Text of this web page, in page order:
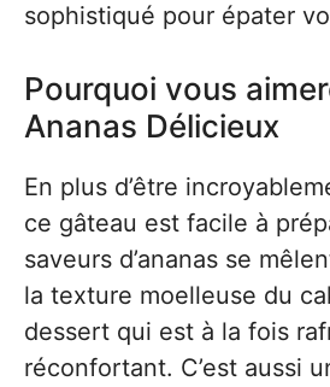
sophistiqué pour épater
Pourquoi vous
Ananas Délicieux
En plus d’être
ce gâteau est facile à
saveurs d’ananas se
la texture moelleuse du
dessert qui est à la fois
réconfortant. C’est aussi